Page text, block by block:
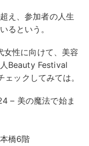
え、参加者の人生
るという。
女性に向けて、美容
Beauty Festival
ックしてみては。
– 美の魔法で始ま
橋6階